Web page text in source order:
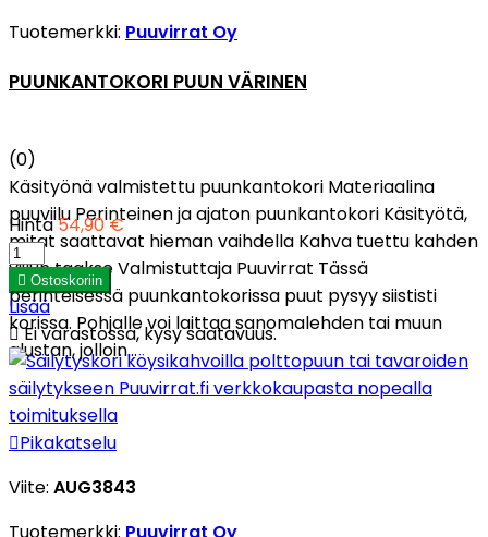
Tuotemerkki: Puuvirrat Oy
PUUNKANTOKORI PUUN VÄRINEN
(0)
Käsityönä valmistettu puunkantokori Materiaalina
puuviilu Perinteinen ja ajaton puunkantokori Käsityötä,
mitat saattavat hieman vaihdella Kahva tuettu kahden
viilun taakse Valmistuttaja Puuvirrat Tässä
perinteisessä puunkantokorissa puut pysyy siististi
korissa. Pohjalle voi laittaa sanomalehden tai muun
alustan, jolloin...
Hinta54,90 €
 Ostoskoriin
Lisää
Ei varastossa, kysy saatavuus.
Pikakatselu
Viite: AUG3843